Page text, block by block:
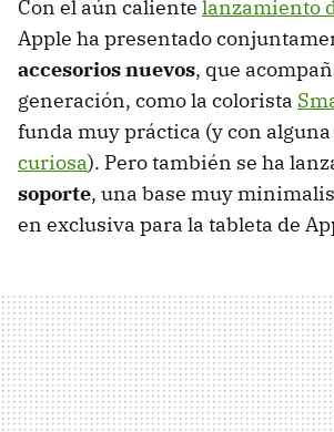
Con el aún caliente lanzamiento
Apple ha presentado
accesorios nuevos, que
generación, como la colorista
funda muy práctica (y con alguna
curiosa). Pero también se ha
soporte, una base muy
en exclusiva para la tableta de